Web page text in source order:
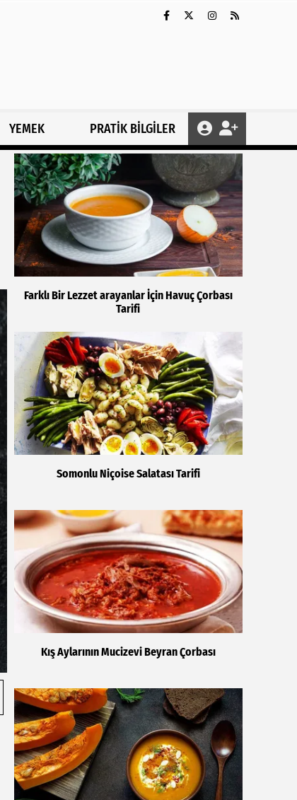
YEMEK PRATİK BİLGİLER
Farklı Bir Lezzet arayanlar İçin Havuç Çorbası
Tarifi
Somonlu Niçoise Salatası Tarifi
Kış Aylarının Mucizevi Beyran Çorbası